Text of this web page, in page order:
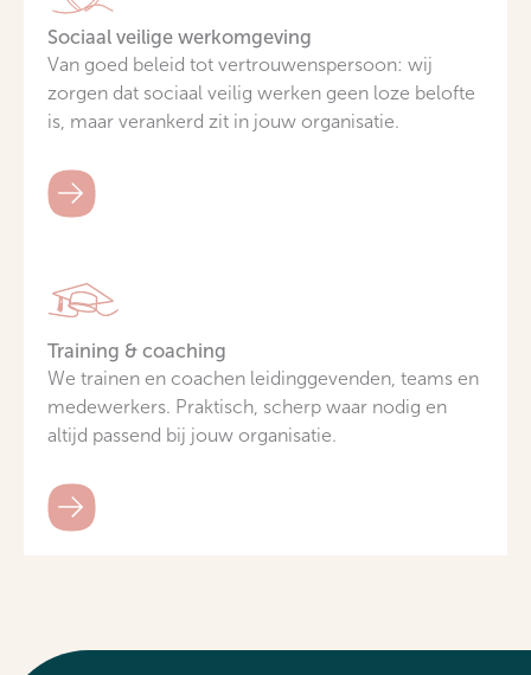
Sociaal veilige werkomgeving
Van goed beleid tot vertrouwenspersoon: wij
zorgen dat sociaal veilig werken geen loze belofte
is, maar verankerd zit in jouw organisatie.
Training & coaching
We trainen en coachen leidinggevenden, teams en
medewerkers. Praktisch, scherp waar nodig en
altijd passend bij jouw organisatie.